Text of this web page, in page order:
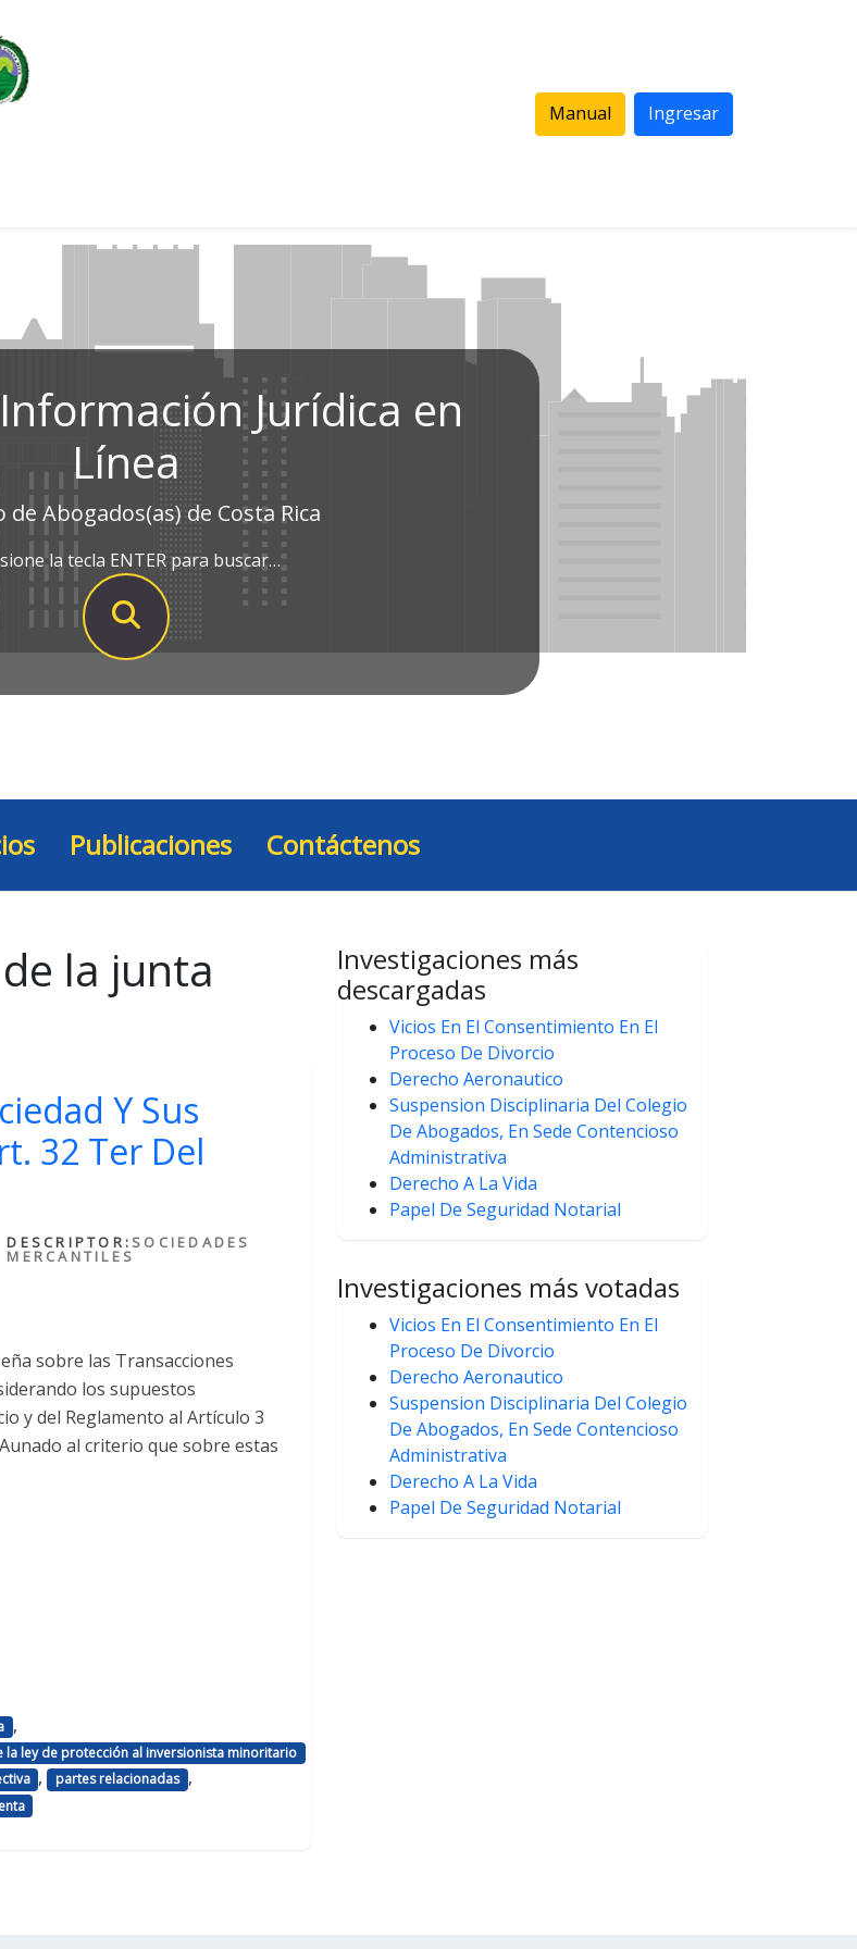
Manual Ingresar
Jurídica en
Línea
de Abogados(as) de Costa Rica
la tecla ENTER para buscar…
Publicaciones Contáctenos
la junta
Y Sus
32 Ter Del
DESCRIPTOR: SOCIEDADES
MERCANTILES
sobre las Transacciones
los supuestos
y del Reglamento al Artículo 3
al criterio que sobre estas
,
ley de protección al inversionista minoritario
, partes relacionadas ,
Investigaciones más
descargadas
Vicios En El Consentimiento En El
Proceso De Divorcio
Derecho Aeronautico
Suspension Disciplinaria Del Colegio
De Abogados, En Sede Contencioso
Administrativa
Derecho A La Vida
Papel De Seguridad Notarial
Investigaciones más votadas
Vicios En El Consentimiento En El
Proceso De Divorcio
Derecho Aeronautico
Suspension Disciplinaria Del Colegio
De Abogados, En Sede Contencioso
Administrativa
Derecho A La Vida
Papel De Seguridad Notarial